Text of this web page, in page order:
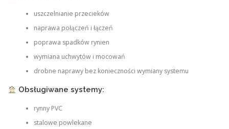
uszczelnianie przecieków
naprawa połączeń i łączeń
poprawa spadków rynien
wymiana uchwytów i mocowań
drobne naprawy bez konieczności wymiany systemu
Obsługiwane systemy:
rynny PVC
stalowe powlekane